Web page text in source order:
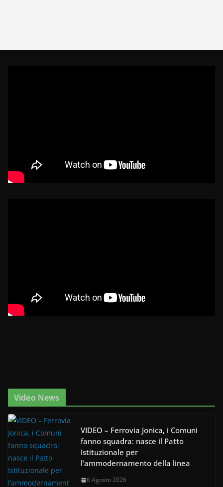
Video News
VIDEO – Ferrovia Jonica, i Comuni
fanno squadra: nasce il Patto
Istituzionale per
l’ammodernamento della linea
6 Agosto 2026